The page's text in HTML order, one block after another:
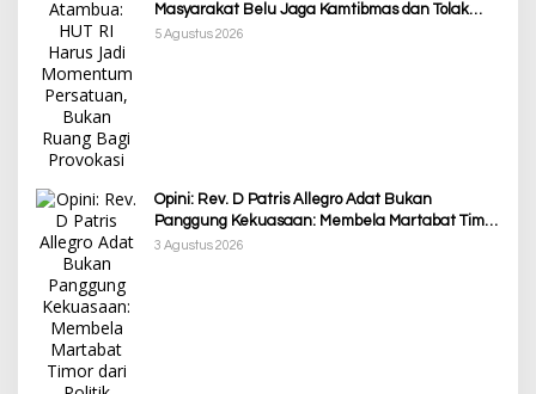
Masyarakat Belu Jaga Kamtibmas dan Tolak
Provokasi
5 Agustus 2026
Opini: Rev. D Patris Allegro Adat Bukan
Panggung Kekuasaan: Membela Martabat Timor
dari Politik Simbolik
3 Agustus 2026